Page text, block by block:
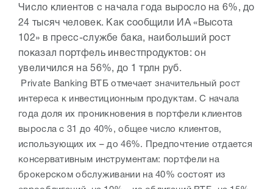
Число клиентов с начала года выросло на 6%, до
24 тысяч человек. Как сообщили ИА «Высота
102» в пресс-службе бака, наибольший рост
показал портфель инвестпродуктов: он
увеличился на 56%, до 1 трлн руб.
Private Banking ВТБ отмечает значительный рост
интереса к инвестиционным продуктам. С начала
года доля их проникновения в портфели клиентов
выросла с 31 до 40%, общее число клиентов,
использующих их – до 46%. Предпочтение отдается
консервативным инструментам: портфели на
брокерском обслуживании на 40% состоят из